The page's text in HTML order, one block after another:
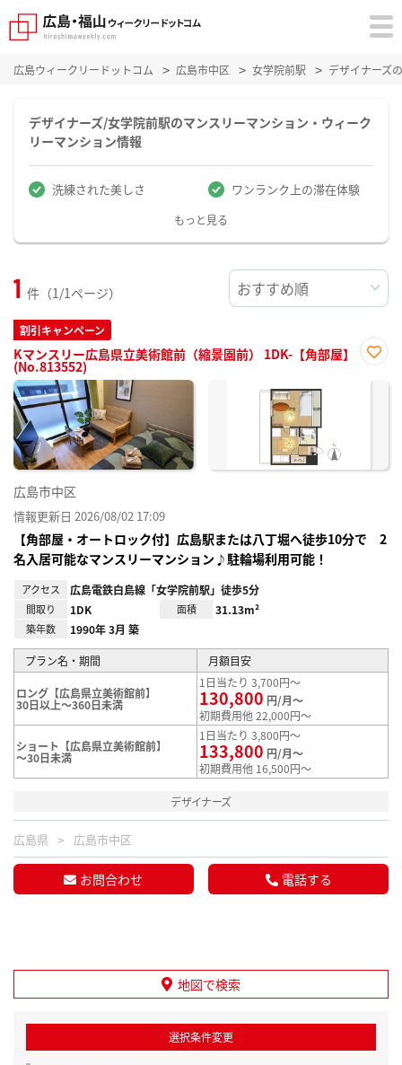
広島ウィークリードットコム 広島市中区 女学院前駅 デザイナーズ
デザイナーズ/女学院前駅のマンスリーマンション・ウィーク
リーマンション情報
洗練された美しさ ワンランク上の滞在体験
もっと見る
1 件（1/1ページ）
割引キャンペーン
Kマンスリー広島県立美術館前（縮景園前） 1DK-【角部屋】
(No.813552)
に入
広島市中区
情報更新日 2026/08/02 17:09
【角部屋・オートロック付】広島駅または八丁堀へ徒歩10分で 2
名入居可能なマンスリーマンション♪駐輪場利用可能！
アクセス 広島電鉄白島線「女学院前駅」徒歩5分
間取り 1DK 面積 31.13m²
築年数 1990年 3月 築
プラン名・期間 月額目安
ロング【広島県立美術館前】
30日以上～360日未満
1日当たり 3,700円～
130,800 円/月～
初期費用他 22,000円～
ショート【広島県立美術館前】
～30日未満
1日当たり 3,800円～
133,800 円/月～
初期費用他 16,500円～
デザイナーズ
広島県 広島市中区
お問合わせ 電話する
地図で検索
選択条件変更